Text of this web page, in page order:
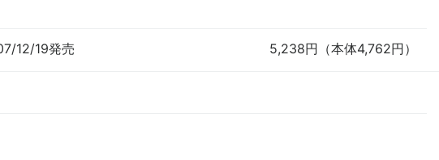
12/19発売 5,238円（本体4,762円）